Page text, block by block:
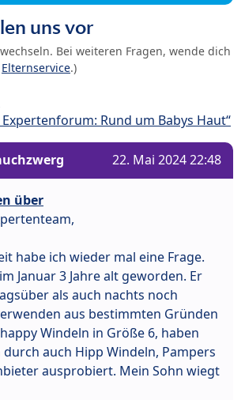
uns vor
wechseln. Bei weiteren Fragen, wende dich
Elternservice.)
Rund um Babys Haut“
22. Mai 2024 22:48
über
habe ich wieder mal eine Frage.
Januar 3 Jahre alt geworden. Er
als auch nachts noch
aus bestimmten Gründen
Windeln in Größe 6, haben
auch Hipp Windeln, Pampers
ausprobiert. Mein Sohn wiegt